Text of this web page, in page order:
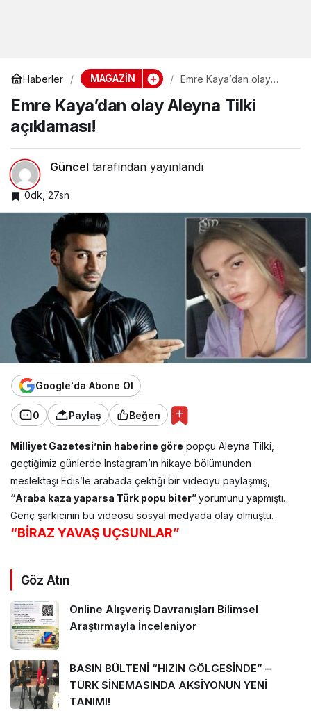
Haberler MAGAZİN
Emre Kaya’dan olay
Emre Kaya’dan olay Aleyna Tilki
açıklaması!
Güncel tarafından yayınlandı
0dk, 27sn
Google'da Abone Ol
0 Paylaş Beğen
Milliyet Gazetesi’nin haberine göre popçu Aleyna Tilki,
geçtiğimiz günlerde Instagram’ın hikaye bölümünden
meslektaşı Edis’le arabada çektiği bir videoyu paylaşmış,
“Araba kaza yaparsa Türk popu biter”yorumunu yapmıştı.
Genç şarkıcının bu videosu sosyal medyada olay olmuştu.
“BİRAZ YAVAŞ UÇSUNLAR”
Göz Atın
Online Alışveriş Davranışları Bilimsel
Araştırmayla İnceleniyor
BASIN BÜLTENİ “HIZIN GÖLGESİNDE” –
TÜRK SİNEMASINDA AKSİYONUN YENİ
TANIMI!